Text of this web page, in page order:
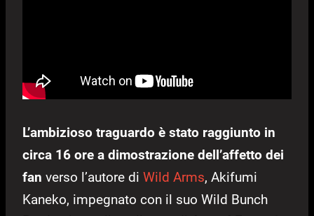
L’ambizioso traguardo è stato raggiunto in
circa 16 ore a dimostrazione dell’affetto dei
fan verso l’autore di Wild Arms, Akifumi
Kaneko, impegnato con il suo Wild Bunch